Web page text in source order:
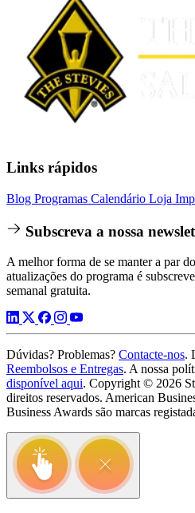
Links rápidos
Blog Programas Calendário Loja
Subscreva a nossa
A melhor forma de se manter a par
atualizações do programa é
semanal gratuita.
Dúvidas? Problemas? Contacte-nos.
Reembolsos e Entregas. A nossa
disponível aqui. Copyright © 2026
direitos reservados. American
Business Awards são marcas